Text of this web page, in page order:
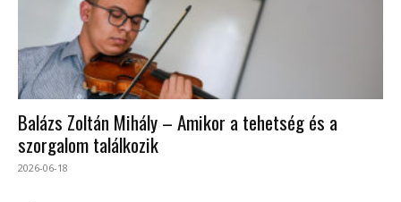
Balázs Zoltán Mihály – Amikor a tehetség és a
szorgalom találkozik
2026-06-18